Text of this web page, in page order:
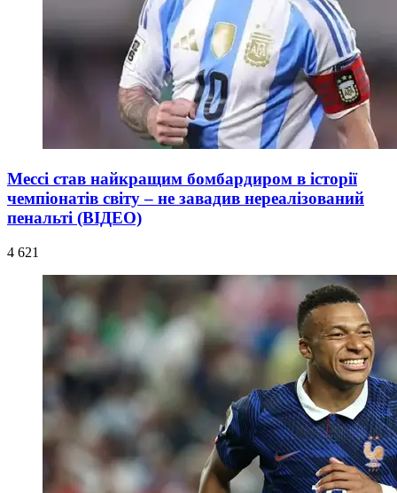
Мессі став найкращим бомбардиром в історії
чемпіонатів світу – не завадив нереалізований
пенальті (ВІДЕО)
4 621